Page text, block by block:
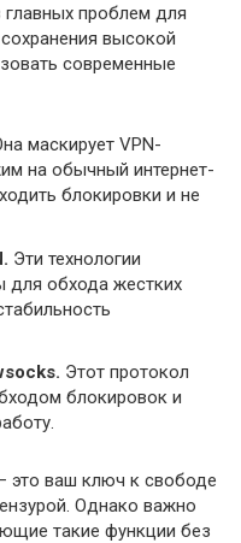
проблем для
высокой
современные
маскирует VPN-
на обычный интернет-
блокировки и не
Эти технологии
для обхода жестких
Этот протокол
блокировок и
это ваш ключ к свободе
Однако важно
такие функции без